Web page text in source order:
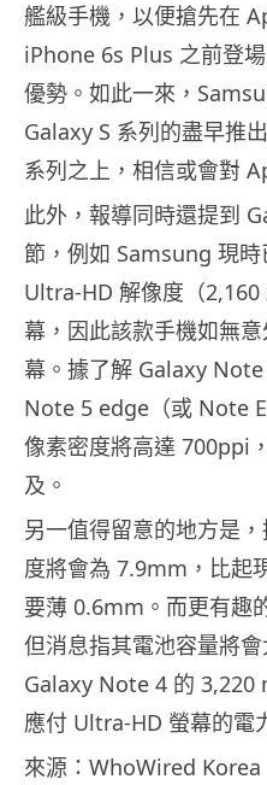
艦級手機，以便搶先在
iPhone 6s Plus 之前登
優勢。如此一來，
Galaxy S 系列的盡早推
系列之上，相信或會對
此外，報導同時還提到
節，例如 Samsung 現
Ultra-HD 解像度（
幕，因此該款手機如無
幕。據了解 Galaxy
Note 5 edge（或 Note
像素密度將高達 700ppi
及。
另一值得留意的地方是
度將會為 7.9mm，比起
要薄 0.6mm。而更有趣
但消息指其電池容量將
Galaxy Note 4 的 3,220
應付 Ultra-HD 螢幕的電
來源：WhoWired Korea